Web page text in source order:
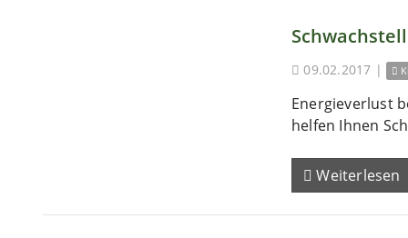
09.02.2017 |
Energieverlust
helfen Ihnen
Weiterlesen